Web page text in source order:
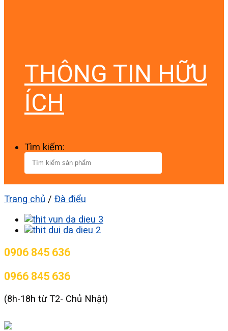
THÔNG TIN HỮU
ÍCH
Tìm kiếm:
Trang chủ / Đà điểu
0906 845 636
0966 845 636
(8h-18h từ T2- Chủ Nhật)